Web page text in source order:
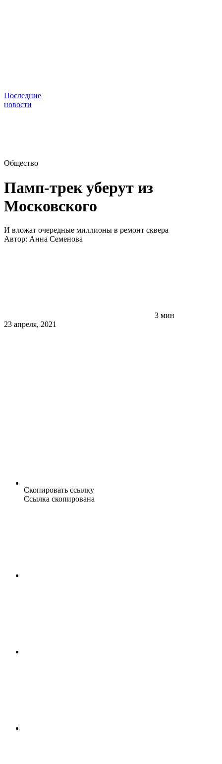
Последние
новости
Общество
Памп-трек уберут из
Московского
И вложат очередные миллионы в ремонт сквера
Автор: Анна Семенова
3 мин
23 апреля, 2021
Скопировать ссылку
Ссылка скопирована